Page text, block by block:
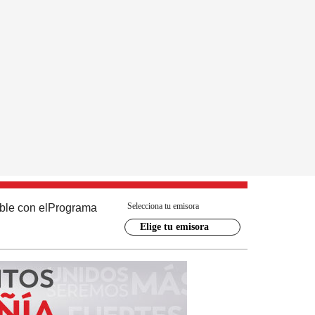
con el Programa Selecciona tu emisora
Elige tu emisora